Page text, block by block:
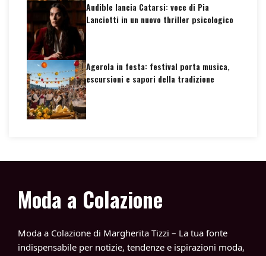
Audible lancia Catarsi: voce di Pia
Lanciotti in un nuovo thriller psicologico
Agerola in festa: festival porta musica,
escursioni e sapori della tradizione
Moda a Colazione
Moda a Colazione di Margherita Tizzi – La tua fonte
indispensabile per notizie, tendenze e ispirazioni moda,